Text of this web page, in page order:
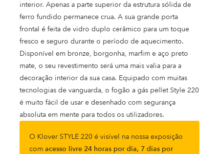
interior. Apenas a parte superior da estrutura sólida de
ferro fundido permanece crua. A sua grande porta
frontal é feita de vidro duplo cerâmico para um toque
fresco e seguro durante o período de aquecimento.
Disponível em bronze, borgonha, marfim e aço preto
mate, o seu revestimento será uma mais valia para a
decoração interior da sua casa. Equipado com muitas
tecnologias de vanguarda, o fogão a gás pellet Style 220
é muito fácil de usar e desenhado com segurança
absoluta em mente para todos os utilizadores.
O Klover STYLE 220 é visível na nossa exposição
com acesso livre 24 horas por dia, 7 dias por